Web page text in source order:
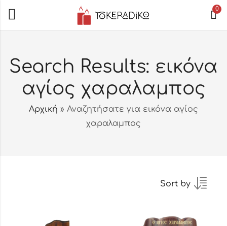
0
Search Results: εικόνα
αγίος χαραλαμπος
Αρχική » Αναζητήσατε για εικόνα αγίος
χαραλαμπος
Sort by